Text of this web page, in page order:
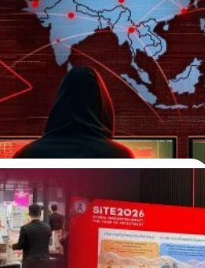
ไทยยังคงวนเวียนอยู่บนหน้าฟีดอย่าง
งแบบ Phishing ที่แอบอ้างชื่อ
คโนโลยี Deepfake ปลอมแปลงอัต
มปลอดภัย ซึ่งมีแนวโน้มเพิ่มขึ้นเรื่อย
ประเทศเดียวที่เผชิญวิกฤตนี้
เอเชียต่างประสบปัญหาเดียวกัน ไม่
ตกเป็นเหยื่อ หรือการถูกล่อลวงไปเป็น
น ทั้งหมดนี้ขับเคลื่อนด้วย ‘เม็ดเงิน
ห้อาชญากรรมไซเบอร์ในภูมิภาค
ก้าวกระโดด ซึ่งสอดคล้องกับข้อมูล
ากล (INTERPOL) จากรายงาน
ยแปซิฟิกของตำรวจสากล ปี 2025-
ลน์หรือ Phishing ได้กลายเป็น
ago
มพารากอนเป็นสนามรวมส
การลงทุนและโลกของเมก